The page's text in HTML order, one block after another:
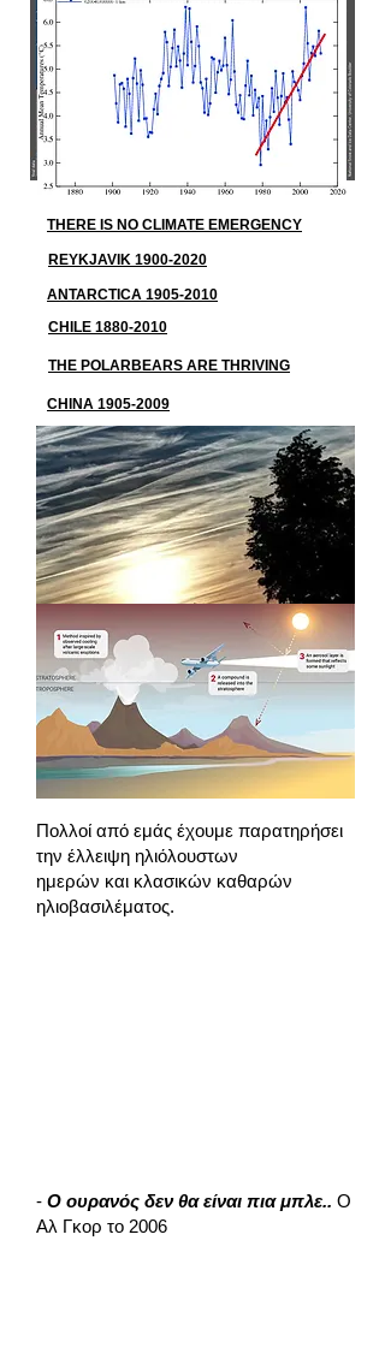
THERE IS NO CLIMATE EMERGENCY
REYKJAVIK 1900-2020
ANTARCTICA 1905-2010
CHILE 1880-2010
THE POLARBEARS ARE THRIVING
CHINA 1905-2009
Πολλοί από εμάς έχουμε παρατηρήσει
την έλλειψη ηλιόλουστων
ημερών και κλασικών καθαρών
ηλιοβασιλέματος.
- Ο ουρανός δεν θα είναι πια μπλε.. Ο
Αλ Γκορ το 2006